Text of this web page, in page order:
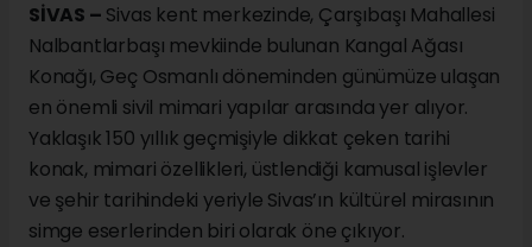
SİVAS – Sivas kent merkezinde, Çarşıbaşı Mahallesi
Nalbantlarbaşı mevkiinde bulunan Kangal Ağası
Konağı, Geç Osmanlı döneminden günümüze ulaşan
en önemli sivil mimari yapılar arasında yer alıyor.
Yaklaşık 150 yıllık geçmişiyle dikkat çeken tarihi
konak, mimari özellikleri, üstlendiği kamusal işlevler
ve şehir tarihindeki yeriyle Sivas’ın kültürel mirasının
simge eserlerinden biri olarak öne çıkıyor.